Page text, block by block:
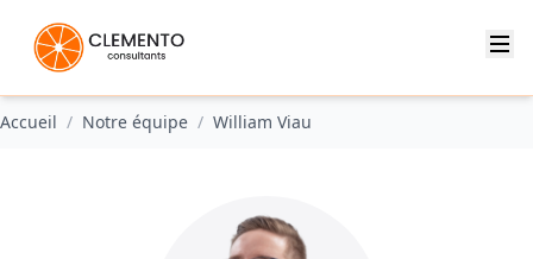
Accueil / Notre équipe / William Viau